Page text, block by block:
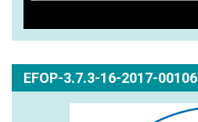
EFOP-3.7.3-16-2017-00106